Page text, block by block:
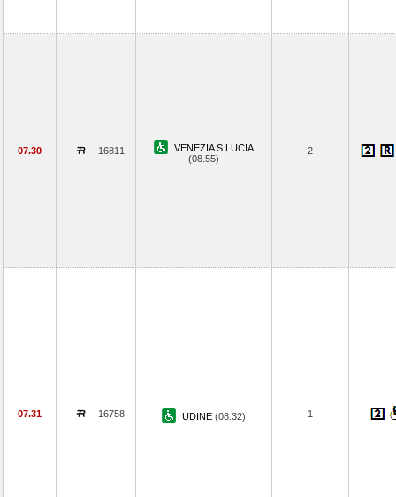
07.30 16811
VENEZIA S.LUCIA
(08.55)
2
07.31 16758 UDINE (08.32) 1